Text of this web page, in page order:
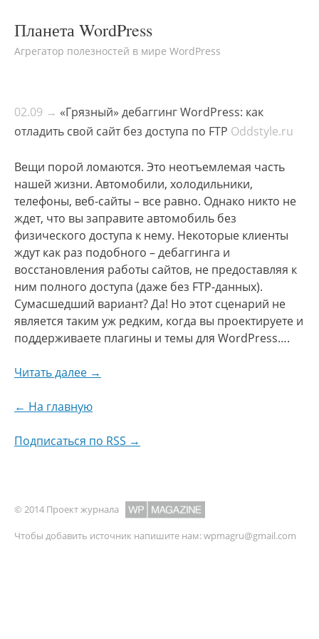
Планета WordPress
Агрегатор полезностей в мире WordPress
02.09 → «Грязный» дебаггинг WordPress: как
отладить свой сайт без доступа по FTP Oddstyle.ru
Вещи порой ломаются. Это неотъемлемая часть
нашей жизни. Автомобили, холодильники,
телефоны, веб-сайты – все равно. Однако никто не
ждет, что вы заправите автомобиль без
физического доступа к нему. Некоторые клиенты
ждут как раз подобного – дебаггинга и
восстановления работы сайтов, не предоставляя к
ним полного доступа (даже без FTP-данных).
Сумасшедший вариант? Да! Но этот сценарий не
является таким уж редким, когда вы проектируете и
поддерживаете плагины и темы для WordPress….
Читать далее →
← На главную
Подписаться по RSS →
© 2014 Проект журнала
Чтобы добавить источник напишите нам:wpmagru@gmail.com